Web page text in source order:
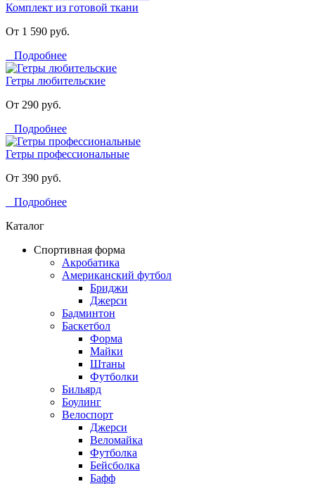
Комплект из готовой ткани
От 1 590 руб.
Подробнее
Гетры любительские
От 290 руб.
Подробнее
Гетры профессиональные
От 390 руб.
Подробнее
Каталог
Спортивная форма
Акробатика
Американский футбол
Бриджи
Джерси
Бадминтон
Баскетбол
Форма
Майки
Штаны
Футболки
Бильярд
Боулинг
Велоспорт
Джерси
Веломайка
Футболка
Бейсболка
Бафф